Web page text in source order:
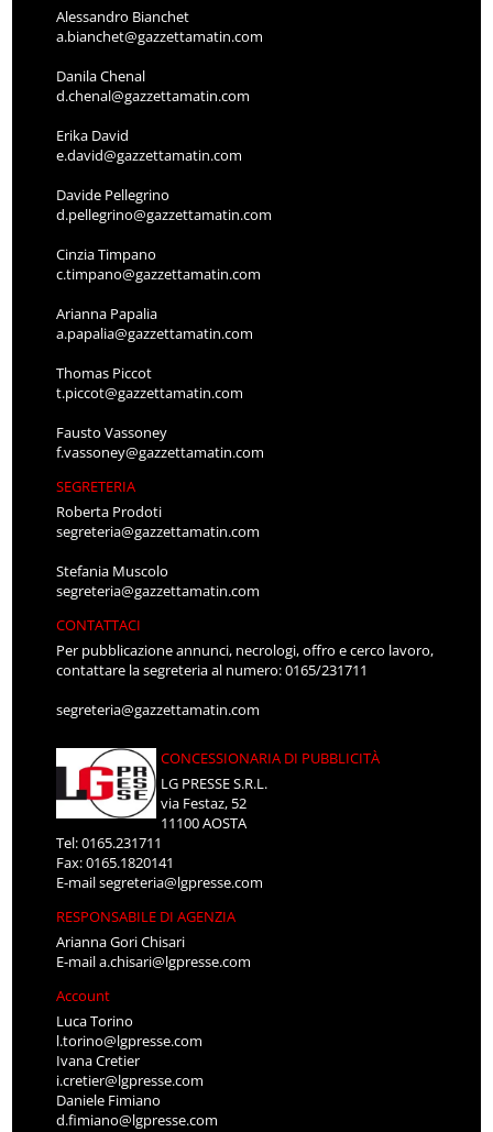
Alessandro Bianchet
a.bianchet@gazzettamatin.com
Danila Chenal
d.chenal@gazzettamatin.com
Erika David
e.david@gazzettamatin.com
Davide Pellegrino
d.pellegrino@gazzettamatin.com
Cinzia Timpano
c.timpano@gazzettamatin.com
Arianna Papalia
a.papalia@gazzettamatin.com
Thomas Piccot
t.piccot@gazzettamatin.com
Fausto Vassoney
f.vassoney@gazzettamatin.com
SEGRETERIA
Roberta Prodoti
segreteria@gazzettamatin.com
Stefania Muscolo
segreteria@gazzettamatin.com
CONTATTACI
Per pubblicazione annunci, necrologi, offro e cerco lavoro,
contattare la segreteria al numero: 0165/231711
segreteria@gazzettamatin.com
CONCESSIONARIA DI PUBBLICITÀ
LG PRESSE S.R.L.
via Festaz, 52
11100 AOSTA
Tel: 0165.231711
Fax: 0165.1820141
E-mailsegreteria@lgpresse.com
RESPONSABILE DI AGENZIA
Arianna Gori Chisari
E-maila.chisari@lgpresse.com
Account
Luca Torino
l.torino@lgpresse.com
Ivana Cretier
i.cretier@lgpresse.com
Daniele Fimiano
d.fimiano@lgpresse.com